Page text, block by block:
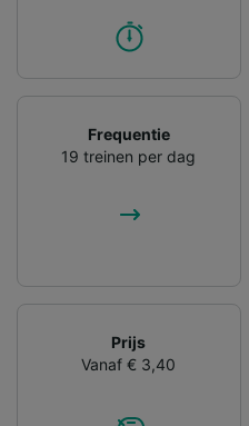
Frequentie
19 treinen per dag
Prijs
Vanaf € 3,40